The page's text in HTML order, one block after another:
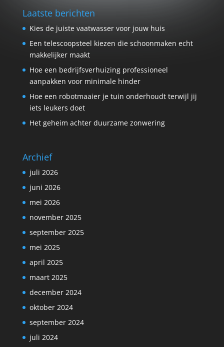
Laatste berichten
Kies de juiste vaatwasser voor jouw huis
Een telescoopsteel kiezen die schoonmaken echt
makkelijker maakt
Hoe een bedrijfsverhuizing professioneel
aanpakken voor minimale hinder
Hoe een robotmaaier je tuin onderhoudt terwijl jij
iets leukers doet
Het geheim achter duurzame zonwering
Archief
juli 2026
juni 2026
mei 2026
november 2025
september 2025
mei 2025
april 2025
maart 2025
december 2024
oktober 2024
september 2024
juli 2024